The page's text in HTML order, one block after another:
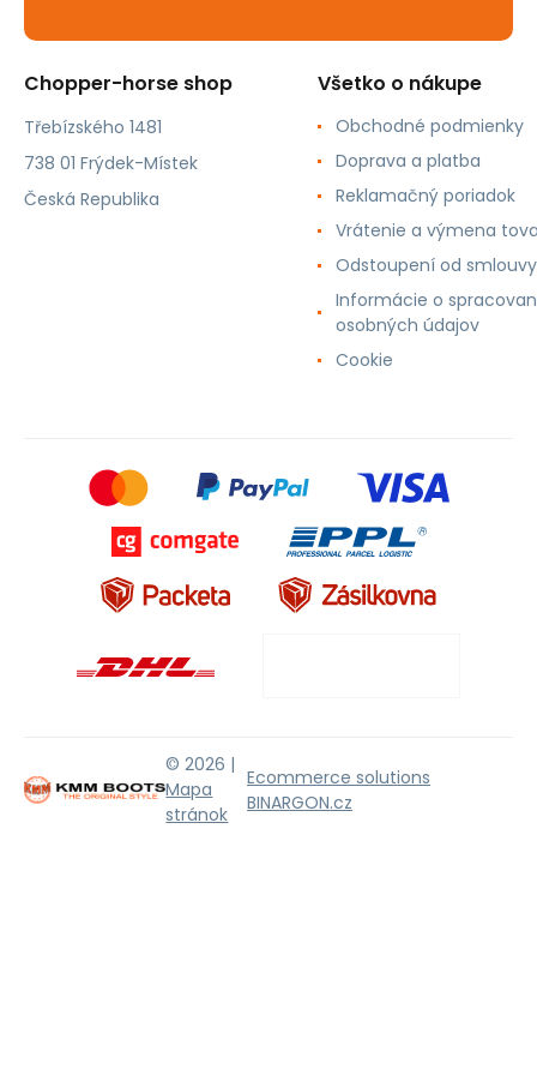
Chopper-horse shop
Třebízského 1481
738 01 Frýdek-Místek
Česká Republika
Všetko o nákupe
Obchodné podmienky
Doprava a platba
Reklamačný poriadok
Vrátenie a výmena
Odstoupení od smlouvy
Informácie o
osobných údajov
Cookie
© 2026 |
Mapa
stránok
Ecommerce solutions
BINARGON.cz